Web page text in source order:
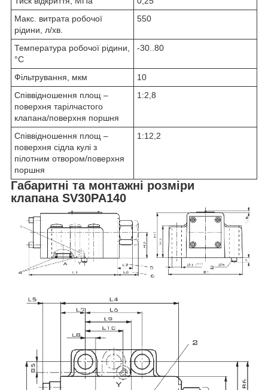
Макс. витрата робочої
рідини, л/хв.
550
Температура робочої рідини,
°C
-30..80
Фільтрування, мкм
10
Співвідношення площ –
поверхня тарілчастого
клапана/поверхня поршня
1:2,8
Співвідношення площ –
поверхня сідла кулі з
пілотним отвором/поверхня
поршня
1:12,2
Габаритні та монтажні розміри
клапана SV30PA140